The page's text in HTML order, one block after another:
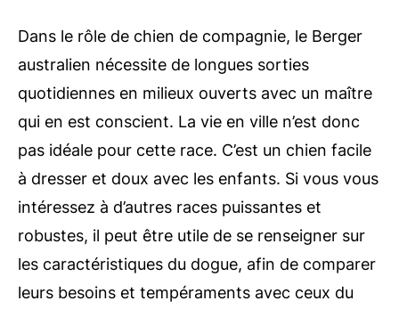
Dans le rôle de chien de compagnie, le Berger
australien nécessite de longues sorties
quotidiennes en milieux ouverts avec un maître
qui en est conscient. La vie en ville n’est donc
pas idéale pour cette race. C’est un chien facile
à dresser et doux avec les enfants. Si vous vous
intéressez à d’autres races puissantes et
robustes, il peut être utile de se renseigner sur
les caractéristiques du dogue, afin de comparer
leurs besoins et tempéraments avec ceux du